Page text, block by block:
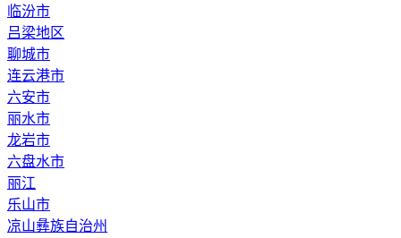
临汾市
吕梁地区
聊城市
连云港市
六安市
丽水市
龙岩市
六盘水市
丽江
乐山市
凉山彝族自治州